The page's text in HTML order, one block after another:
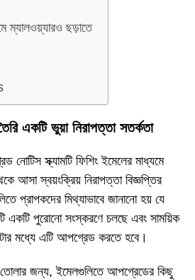
ম্যালওয়্যারও ছড়াতে
একটি ভুয়া নিরাপত্তা সতর্কতা
নোটিস স্ক্যামটি ফিশিং ইমেলের মাধ্যমে
আসা স্বয়ংক্রিয় নিরাপত্তা বিজ্ঞপ্তির
প্রাপকদের মিথ্যাভাবে জানানো হয় যে
একটি পুরোনো সংস্করণে চলছে এবং সাময়িক
মধ্যে এটি আপগ্রেড করতে হবে।
তোলার জন্য, ইমেলগুলিতে আপগ্রেডের কিছু